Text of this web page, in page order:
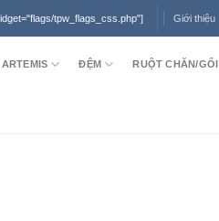
tpw_flags_css.php"] Giới thiệu
ĐỆM RUỘT CHĂN/GỐI